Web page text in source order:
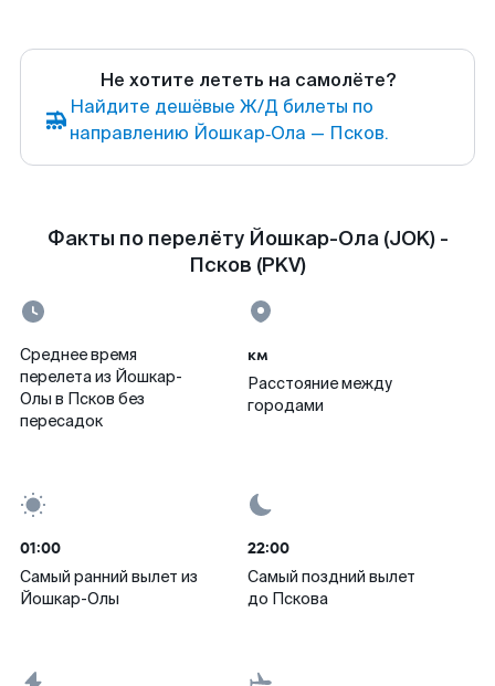
Не хотите лететь на самолёте?
Найдите дешёвые Ж/Д билеты по
направлению Йошкар‑Ола — Псков.
Факты по перелёту Йошкар-Ола (JOK) -
Псков (PKV)
Среднее время
перелета из Йошкар-
Олы в Псков без
пересадок
км
Расстояние между
городами
01:00
Самый ранний вылет из
Йошкар-Олы
22:00
Самый поздний вылет
до Пскова